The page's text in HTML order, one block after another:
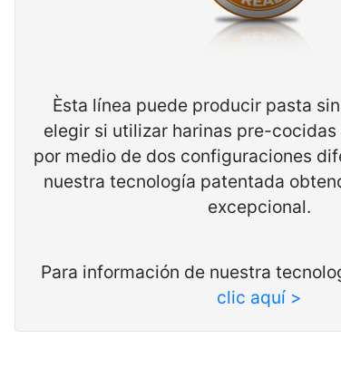
Èsta línea puede producir pasta
elegir si utilizar harinas pre-cocidas
por medio de dos configuraciones
nuestra tecnología patentada
excepcional.
Para información de nuestra
clic aquí >